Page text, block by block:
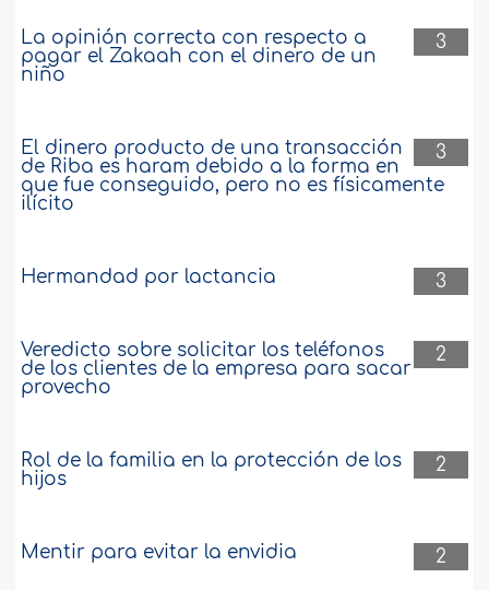
3
La opinión correcta con respecto a
pagar el Zakaah con el dinero de un
niño
3
El dinero producto de una transacción
de Riba es haram debido a la forma en
que fue conseguido, pero no es físicamente
ilícito
3
Hermandad por lactancia
2
Veredicto sobre solicitar los teléfonos
de los clientes de la empresa para sacar
provecho
2
Rol de la familia en la protección de los
hijos
2
Mentir para evitar la envidia